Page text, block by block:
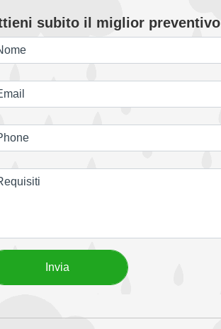
subito il miglior preventivo